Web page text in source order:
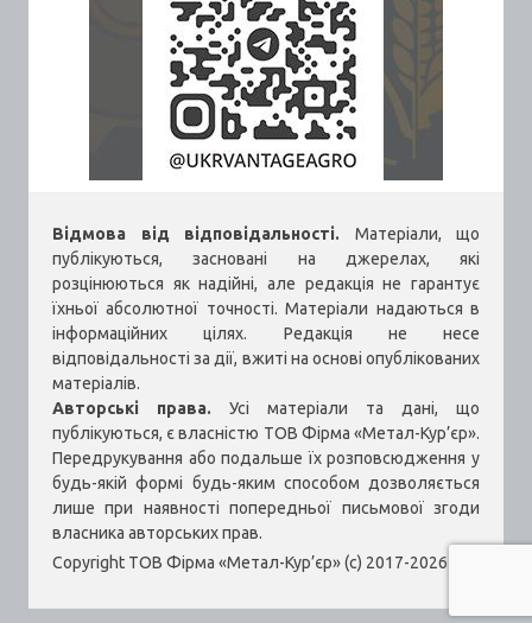
Відмова від відповідальності. Матеріали, що
публікуються, засновані на джерелах, які
розцінюються як надійні, але редакція не гарантує
їхньої абсолютної точності. Матеріали надаються в
інформаційних цілях. Редакція не несе
відповідальності за дії, вжиті на основі опублікованих
матеріалів.
Авторські права. Усі матеріали та дані, що
публікуються, є власністю ТОВ Фірма «Метал-Кур’єр».
Передрукування або подальше їх розповсюдження у
будь-якій формі будь-яким способом дозволяється
лише при наявності попередньої письмової згоди
власника авторських прав.
Copyright ТОВ Фірма «Метал-Кур’єр» (c) 2017-2026